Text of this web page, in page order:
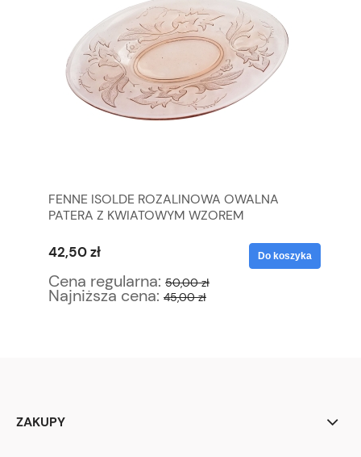
FENNE ISOLDE ROZALINOWA OWALNA
PATERA Z KWIATOWYM WZOREM
42,50 zł
Cena regularna: 50,00 zł
Najniższa cena: 45,00 zł
Do koszyka
ZAKUPY